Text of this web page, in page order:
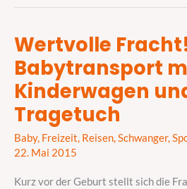
Wertvolle
Babytransport
Kinderwagen
Tragetuch
Baby, Freizeit, Reisen,Schwanger,
22. Mai 2015
Kurz vor der Geburt stellt sich die
Wertvolle
Fracht!
Babytransport
mit
Kinderwagen
und
Tragetuch